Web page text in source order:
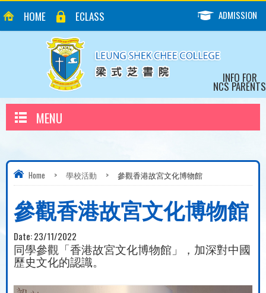
HOME ECLASS ADMISSION
INFO FOR
NCS PARENTS
MENU
Home > 學校活動 > 參觀香港故宮文化博物館
參觀香港故宮文化博物館
Date:23/11/2022
同學參觀「香港故宮文化博物館」，加深對中國
歷史文化的認識。